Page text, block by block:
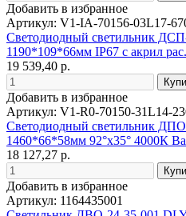
Добавить в избранное
Артикул: V1-IA-70156-03L17-
Светодиодный светильник
1190*109*66мм IP67 с акрил
19 539,40 р.
Добавить в избранное
Артикул: V1-R0-70150-31L14-
Светодиодный светильник
1460*66*58мм 92°x35° 4000К
18 127,27 р.
Добавить в избранное
Артикул: 1164435001